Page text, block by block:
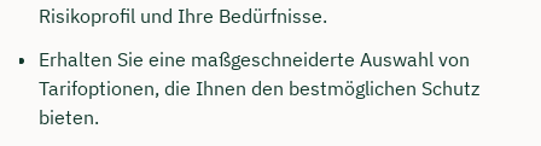
Risikoprofil und Ihre Bedürfnisse.
Erhalten Sie eine maßgeschneiderte Auswahl von
Tarifoptionen, die Ihnen den bestmöglichen Schutz
bieten.